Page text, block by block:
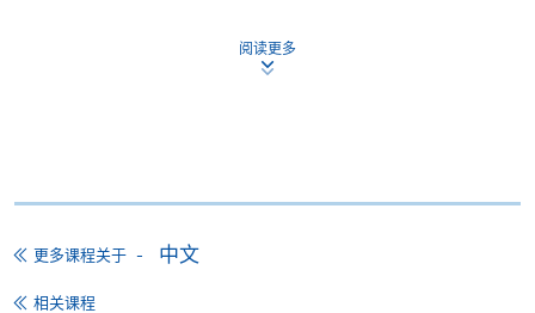
高班：粤语听説能力达80%。説话时，能以完整句子
表达概念。
阅读更多
更多课程关于 中文
相关课程